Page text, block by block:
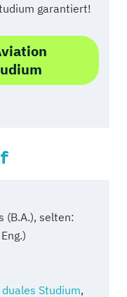
garantiert!
(B.A.), selten:
duales Studium,